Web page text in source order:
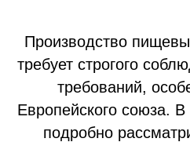
Производство
требует строгого
требований,
Европейского союза.
подробно